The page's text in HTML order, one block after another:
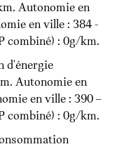
Autonomie en
en ville : 384 -
combiné) : 0g/km.
d'énergie
Autonomie en
en ville : 390 –
combiné) : 0g/km.